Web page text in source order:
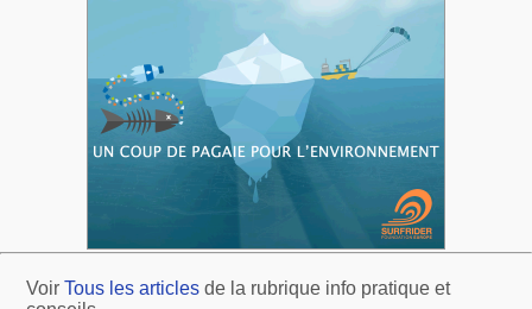
VoirTous les articles de la rubrique info pratique et